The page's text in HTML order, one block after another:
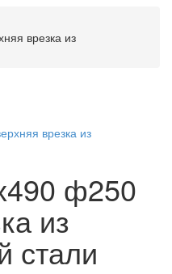
врезка из
ф250
из
стали